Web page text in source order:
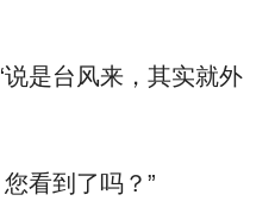
是台风来，其实就外
看到了吗？”